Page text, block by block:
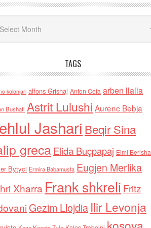
TAGS
kolonjari alfons Grishaj Anton Cefa arben llalla
Bushati Astrit Lulushi Aurenc Bebja
Jashari Beqir Sina
grecaElida Buçpapaj Elmi Berisha
Bytyci Ermira Babamusta Eugjen Merlika
Xharra Frank shkreli Fritz
Gezim Llojdia Ilir Levonja